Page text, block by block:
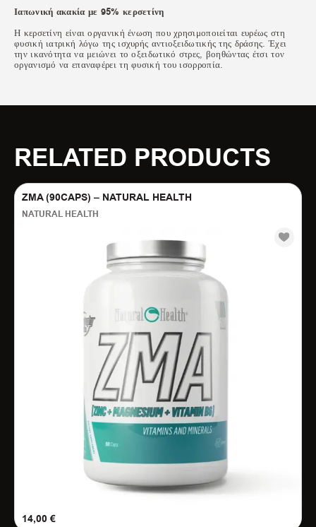
Ιαπωνική ακακία με 95% κερσετίνη
Η κερσετίνη είναι οργανική ένωση που χρησιμοποιείται ευρέως στη
φυσική ιατρική λόγω της ισχυρής αντιοξειδωτικής της δράσης. Έχει
την ικανότητα να μειώνει το οξειδωτικό στρες, βοηθώντας έτσι τον
οργανισμό να επαναφέρει τη φυσική του ισορροπία.
RELATED PRODUCTS
ZMA (90CAPS) – NATURAL HEALTH
NATURAL HEALTH
14,00 €